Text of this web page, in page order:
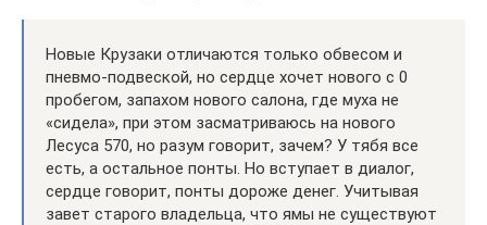
Новые Крузаки отличаются только обвесом и
пневмо-подвеской, но сердце хочет нового с 0
пробегом, запахом нового салона, где муха не
«сидела», при этом засматриваюсь на нового
Лесуса 570, но разум говорит, зачем? У тябя все
есть, а остальное понты. Но вступает в диалог,
сердце говорит, понты дороже денег. Учитывая
завет старого владельца, что ямы не существуют